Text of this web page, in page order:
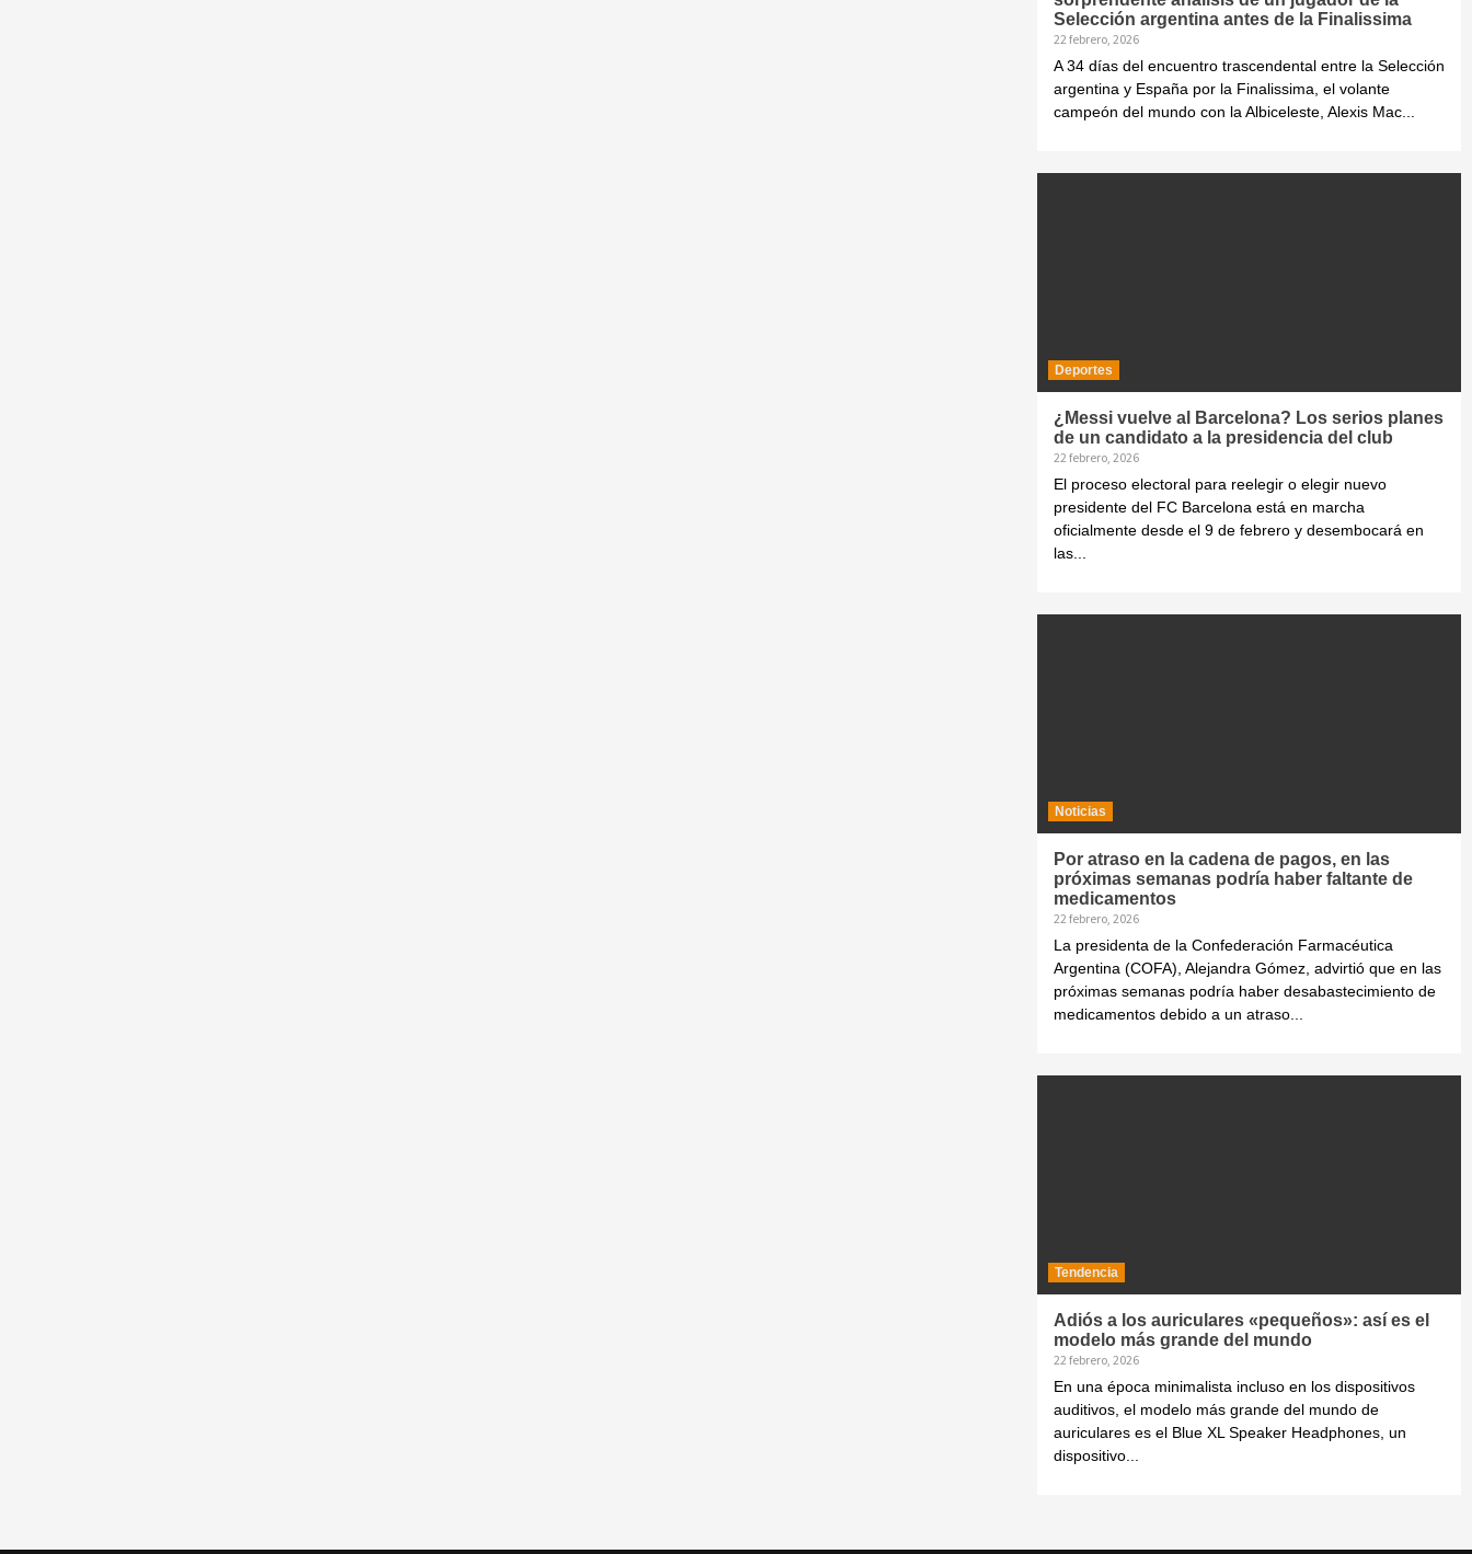
Selección argentina antes de la Finalissima
22 febrero, 2026
A 34 días del encuentro trascendental entre la Selección
argentina y España por la Finalissima, el volante
campeón del mundo con la Albiceleste, Alexis Mac...
Deportes
¿Messi vuelve al Barcelona? Los serios planes
de un candidato a la presidencia del club
22 febrero, 2026
El proceso electoral para reelegir o elegir nuevo
presidente del FC Barcelona está en marcha
oficialmente desde el 9 de febrero y desembocará en
las...
Noticias
Por atraso en la cadena de pagos, en las
próximas semanas podría haber faltante de
medicamentos
22 febrero, 2026
La presidenta de la Confederación Farmacéutica
Argentina (COFA), Alejandra Gómez, advirtió que en las
próximas semanas podría haber desabastecimiento de
medicamentos debido a un atraso...
Tendencia
Adiós a los auriculares «pequeños»: así es el
modelo más grande del mundo
22 febrero, 2026
En una época minimalista incluso en los dispositivos
auditivos, el modelo más grande del mundo de
auriculares es el Blue XL Speaker Headphones, un
dispositivo...